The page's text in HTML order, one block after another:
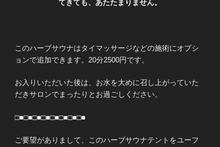
てきても、あたたまりません。
このハーブサウナはタイマッサージなどの施術にオプシ
ョンで追加できます。20分2500円です。
お入りいただいた後は、お水を大めに召し上がっていた
だきサロンでまったりとお過ごしください。
□■□■□■□■□■□■□■□■
ご要望がありまして、このハーブサウナテントをユーフ